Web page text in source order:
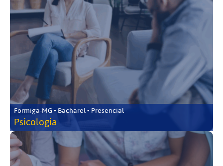
Formiga-MG • Bacharel • Presencial
Psicologia